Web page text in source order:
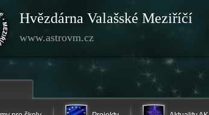
Hvězdárna Valašské Meziříčí
www.astrovm.cz